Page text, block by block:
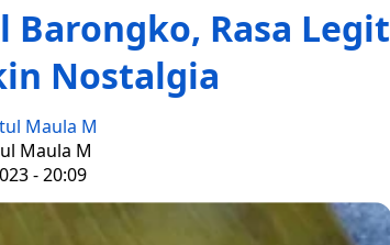
Barongko, Rasa Legit
Nostalgia
Maula M
Maula M
- 20:09